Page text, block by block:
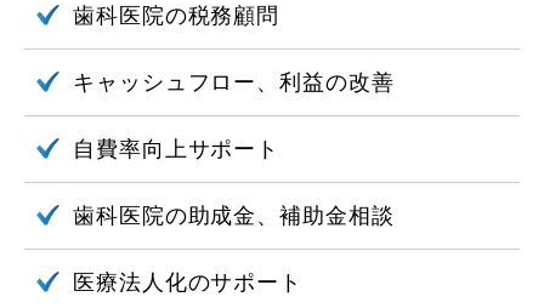
歯科医院の税務顧問
キャッシュフロー、利益の改善
自費率向上サポート
歯科医院の助成金、補助金相談
医療法人化のサポート